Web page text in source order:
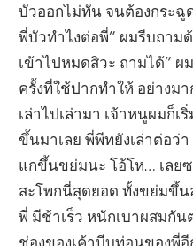
บัวออกไม่ทัน จนต้องกระฉู
พี่บัวทำไงต่อพี่” ผมรีบถาม
เข้าไปหมดสิวะ ถามได้” ผ
ครั้งที่ใช้ปากทำให้ อย่างม
เล่าไปเล่ามา เจ้าหนูผมก็
ขึ้นมาเลย พี่พีทยังเล่าต่อว่
แกขึ้นขย่มนะ โอ้โห… เลย
สะโพกนี่สุดยอด ทั้งขย่มขึ้
พี่ มีช้าเร็ว หนักเบาผสมกั
ช่องของเค้าบีบท่อนของพี่อี